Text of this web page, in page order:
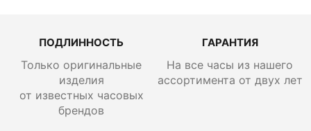
ПОДЛИННОСТЬ
Только оригинальные
изделия
от известных часовых
брендов
ГАРАНТИЯ
На все часы из нашего
ассортимента от двух лет